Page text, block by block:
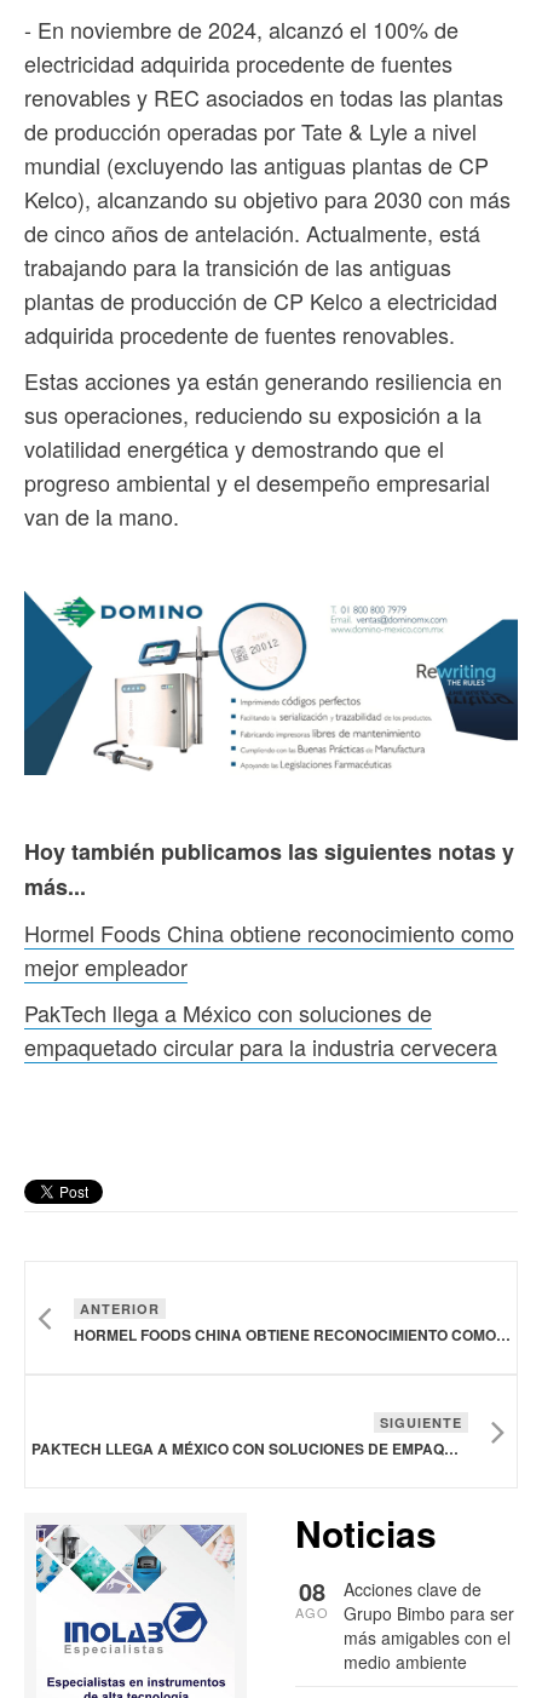
- En noviembre de 2024, alcanzó el 100% de
electricidad adquirida procedente de fuentes
renovables y REC asociados en todas las plantas
de producción operadas por Tate & Lyle a nivel
mundial (excluyendo las antiguas plantas de CP
Kelco), alcanzando su objetivo para 2030 con más
de cinco años de antelación. Actualmente, está
trabajando para la transición de las antiguas
plantas de producción de CP Kelco a electricidad
adquirida procedente de fuentes renovables.
Estas acciones ya están generando resiliencia en
sus operaciones, reduciendo su exposición a la
volatilidad energética y demostrando que el
progreso ambiental y el desempeño empresarial
van de la mano.
Hoy también publicamos las siguientes notas y
más...
Hormel Foods China obtiene reconocimiento como
mejor empleador
PakTech llega a México con soluciones de
empaquetado circular para la industria cervecera
ANTERIOR
HORMEL FOODS CHINA OBTIENE RECONOCIMIENTO COMO MEJOR EMPLEADOR
SIGUIENTE
PAKTECH LLEGA A MÉXICO CON SOLUCIONES DE EMPAQUETADO CIRCULAR PARA LA INDUSTRIA CERVECERA
Noticias
Acciones clave de
Grupo Bimbo para ser
más amigables con el
medio ambiente
08
AGO